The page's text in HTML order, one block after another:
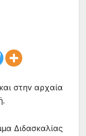
στην αρχαία
Διδασκαλίας